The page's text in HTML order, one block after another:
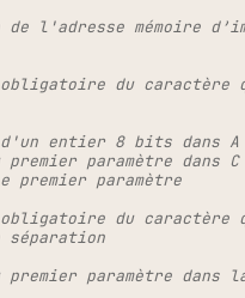
l'adresse mémoire
du caractère
d'un entier 8 bits dans A
premier paramètre dans C
premier paramètre
du caractère
premier paramètre dans